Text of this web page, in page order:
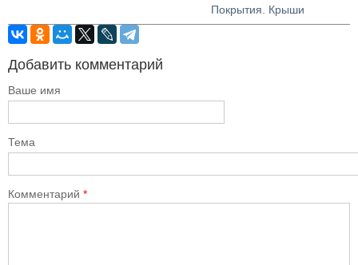
Покрытия. Крыши
Добавить комментарий
Ваше имя
Тема
Комментарий *